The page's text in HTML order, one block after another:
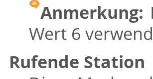
Anmerkung:
Wert 6
Rufende Station